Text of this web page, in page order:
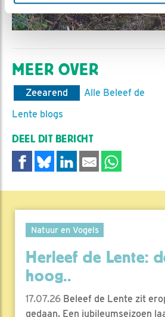
MEER OVER
Zeearend
Alle Beleef de
Lente blogs
DEEL DIT BERICHT
Natuur en Vogels
Herleef de Lente:
hoog..
17.07.26 Beleef de Lente zit
gedaan. Een jubileumseizoen